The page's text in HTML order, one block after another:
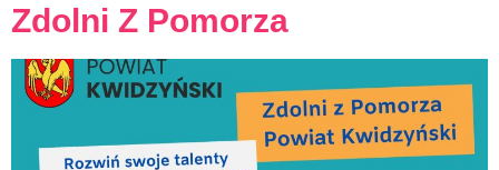
Zdolni Z Pomorza